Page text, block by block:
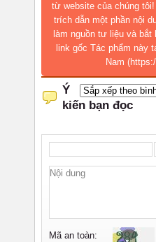
từ website của chúng
trích dẫn một phần nội
làm nguồn tư liệu và bắt
link gốc Tác phẩm này
Nam